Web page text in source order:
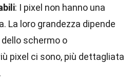
: I pixel non hanno una
La loro grandezza dipende
schermo o
pixel ci sono, più dettagliata